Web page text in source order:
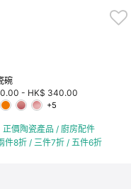
碗
- HK$ 340.00
+5
正價陶瓷產品 / 廚房配件
件8折 / 三件7折 / 五件6折